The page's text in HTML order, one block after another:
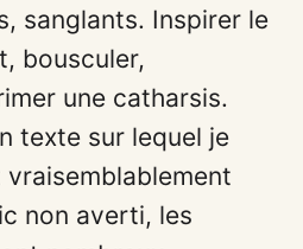
sanglants. Inspirer le
bousculer,
une catharsis.
texte sur lequel je
vraisemblablement
non averti, les